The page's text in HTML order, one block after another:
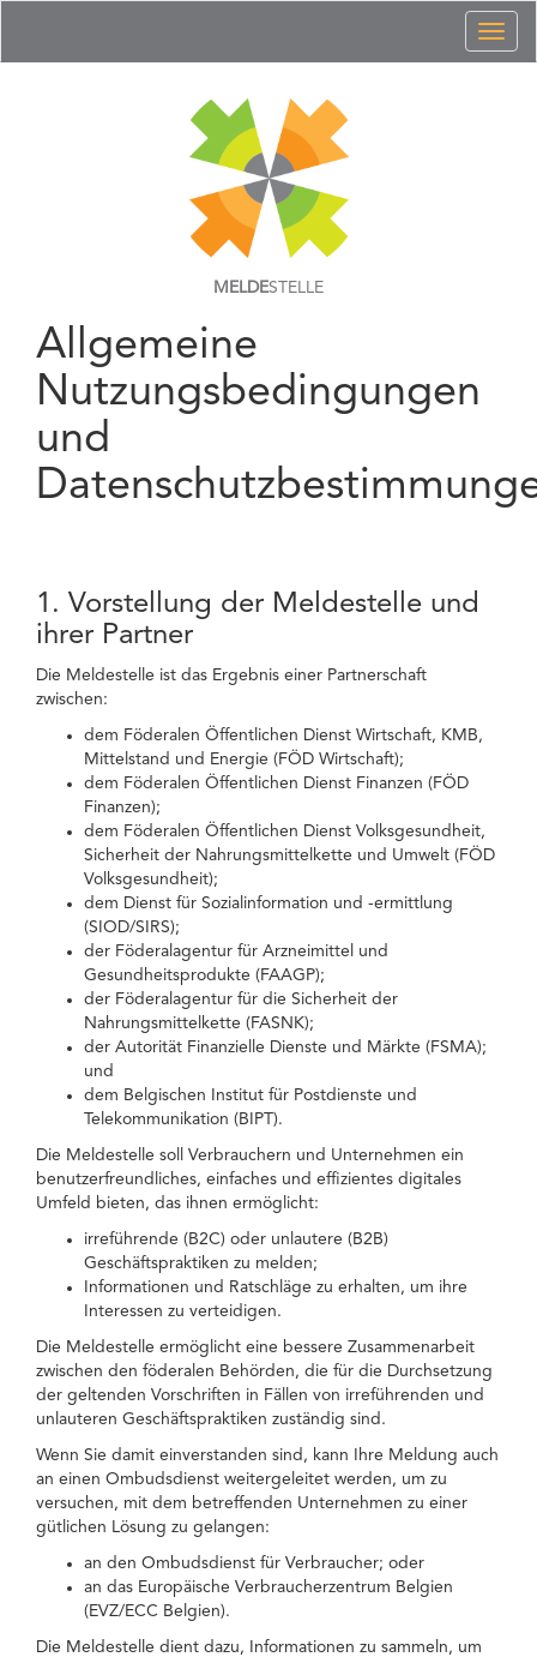
MELDESTELLE
Allgemeine
Nutzungsbedingungen
und
1. Vorstellung der Meldestelle und
ihrer Partner
Die Meldestelle ist das Ergebnis einer Partnerschaft
zwischen:
dem Föderalen Öffentlichen Dienst Wirtschaft, KMB,
Mittelstand und Energie (FÖD Wirtschaft);
dem Föderalen Öffentlichen Dienst Finanzen (FÖD
Finanzen);
dem Föderalen Öffentlichen Dienst Volksgesundheit,
Sicherheit der Nahrungsmittelkette und Umwelt (FÖD
Volksgesundheit);
dem Dienst für Sozialinformation und -ermittlung
(SIOD/SIRS);
der Föderalagentur für Arzneimittel und
Gesundheitsprodukte (FAAGP);
der Föderalagentur für die Sicherheit der
Nahrungsmittelkette (FASNK);
der Autorität Finanzielle Dienste und Märkte (FSMA);
und
dem Belgischen Institut für Postdienste und
Telekommunikation (BIPT).
Die Meldestelle soll Verbrauchern und Unternehmen ein
benutzerfreundliches, einfaches und effizientes digitales
Umfeld bieten, das ihnen ermöglicht:
irreführende (B2C) oder unlautere (B2B)
Geschäftspraktiken zu melden;
Informationen und Ratschläge zu erhalten, um ihre
Interessen zu verteidigen.
Die Meldestelle ermöglicht eine bessere Zusammenarbeit
zwischen den föderalen Behörden, die für die Durchsetzung
der geltenden Vorschriften in Fällen von irreführenden und
unlauteren Geschäftspraktiken zuständig sind.
Wenn Sie damit einverstanden sind, kann Ihre Meldung auch
an einen Ombudsdienst weitergeleitet werden, um zu
versuchen, mit dem betreffenden Unternehmen zu einer
gütlichen Lösung zu gelangen:
an den Ombudsdienst für Verbraucher; oder
an das Europäische Verbraucherzentrum Belgien
(EVZ/ECC Belgien).
Die Meldestelle dient dazu, Informationen zu sammeln, um